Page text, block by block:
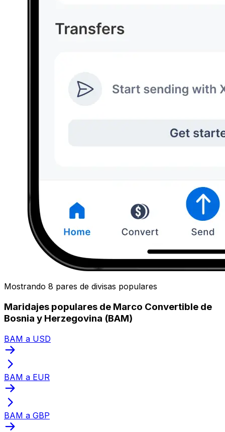
Mostrando 8 pares de divisas populares
Maridajes populares de Marco Convertible de
Bosnia y Herzegovina (BAM)
BAM a USD
BAM a EUR
BAM a GBP